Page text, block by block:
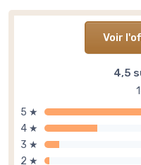
Voir
4,5
5 ★
4 ★
3 ★
2 ★